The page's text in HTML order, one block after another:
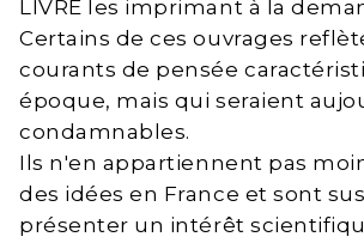
LIVRE les imprimant à la
Certains de ces ouvrages
courants de pensée
époque, mais qui seraient
condamnables.
Ils n'en appartiennent pas
des idées en France et sont
présenter un intérêt